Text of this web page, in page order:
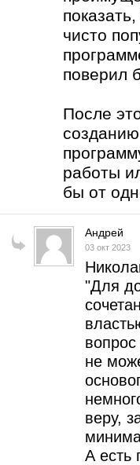
чисто
поверил
После
работы
бы от
Андрей
03 окт 2023
"Для
не
веру,
А есть